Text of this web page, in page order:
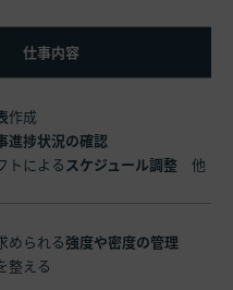
仕事内容
作成
進捗状況の確認
トによる スケジュール調整 他
められる強度や密度の管理
整える